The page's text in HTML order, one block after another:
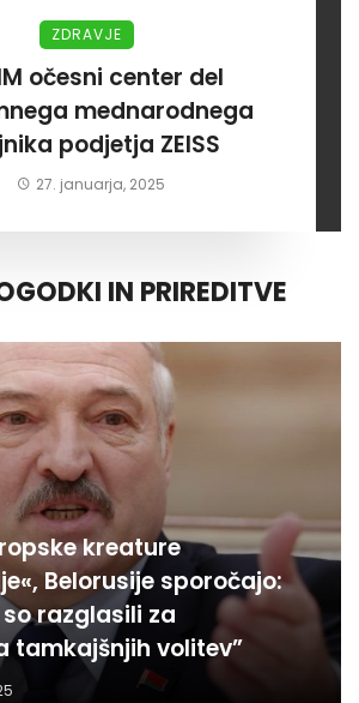
ZDRAVJE
očesni center del
mednarodnega
podjetja ZEISS
27. januarja, 2025
IN PRIREDITVE
kreature
Belorusije sporočajo:
razglasili za
tamkajšnjih volitev”